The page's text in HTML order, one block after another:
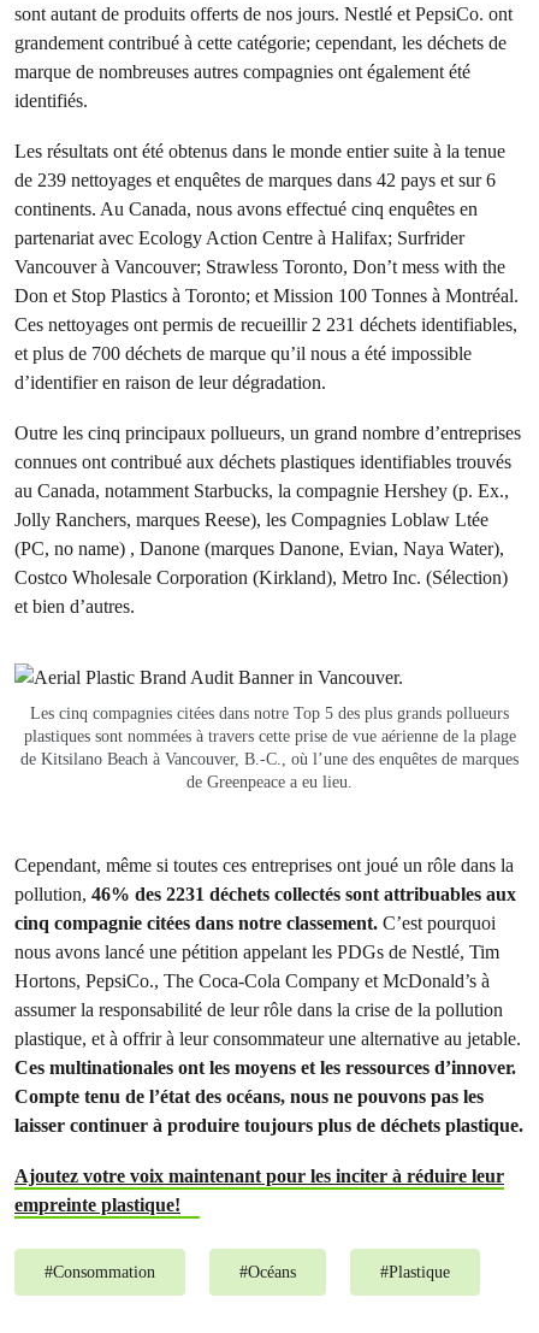
sont autant de produits offerts de nos jours. Nestlé et PepsiCo. ont
grandement contribué à cette catégorie; cependant, les déchets de
marque de nombreuses autres compagnies ont également été
identifiés.
Les résultats ont été obtenus dans le monde entier suite à la tenue
de 239 nettoyages et enquêtes de marques dans 42 pays et sur 6
continents. Au Canada, nous avons effectué cinq enquêtes en
partenariat avec Ecology Action Centre à Halifax; Surfrider
Vancouver à Vancouver; Strawless Toronto, Don’t mess with the
Don et Stop Plastics à Toronto; et Mission 100 Tonnes à Montréal.
Ces nettoyages ont permis de recueillir 2 231 déchets identifiables,
et plus de 700 déchets de marque qu’il nous a été impossible
d’identifier en raison de leur dégradation.
Outre les cinq principaux pollueurs, un grand nombre d’entreprises
connues ont contribué aux déchets plastiques identifiables trouvés
au Canada, notamment Starbucks, la compagnie Hershey (p. Ex.,
Jolly Ranchers, marques Reese), les Compagnies Loblaw Ltée
(PC, no name) , Danone (marques Danone, Evian, Naya Water),
Costco Wholesale Corporation (Kirkland), Metro Inc. (Sélection)
et bien d’autres.
Les cinq compagnies citées dans notre Top 5 des plus grands pollueurs
plastiques sont nommées à travers cette prise de vue aérienne de la plage
de Kitsilano Beach à Vancouver, B.-C., où l’une des enquêtes de marques
de Greenpeace a eu lieu.
Cependant, même si toutes ces entreprises ont joué un rôle dans la
pollution, 46% des 2231 déchets collectés sont attribuables aux
cinq compagnie citées dans notre classement. C’est pourquoi
nous avons lancé une pétition appelant les PDGs de Nestlé, Tim
Hortons, PepsiCo., The Coca-Cola Company et McDonald’s à
assumer la responsabilité de leur rôle dans la crise de la pollution
plastique, et à offrir à leur consommateur une alternative au jetable.
Ces multinationales ont les moyens et les ressources d’innover.
Compte tenu de l’état des océans, nous ne pouvons pas les
laisser continuer à produire toujours plus de déchets plastique.
Ajoutez votre voix maintenant pour les inciter à réduire leur
empreinte plastique!
#Consommation #Océans #Plastique